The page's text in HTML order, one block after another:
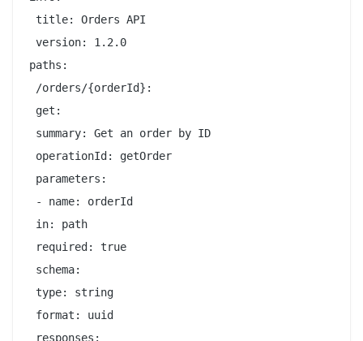
title: Orders API
version: 1.2.0
paths:
/orders/{orderId}:
get:
summary: Get an order by ID
operationId: getOrder
parameters:
- name: orderId
in: path
required: true
schema:
type: string
format: uuid
responses: